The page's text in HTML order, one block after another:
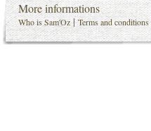
More informations
Who is Sam'Oz |Terms and conditions